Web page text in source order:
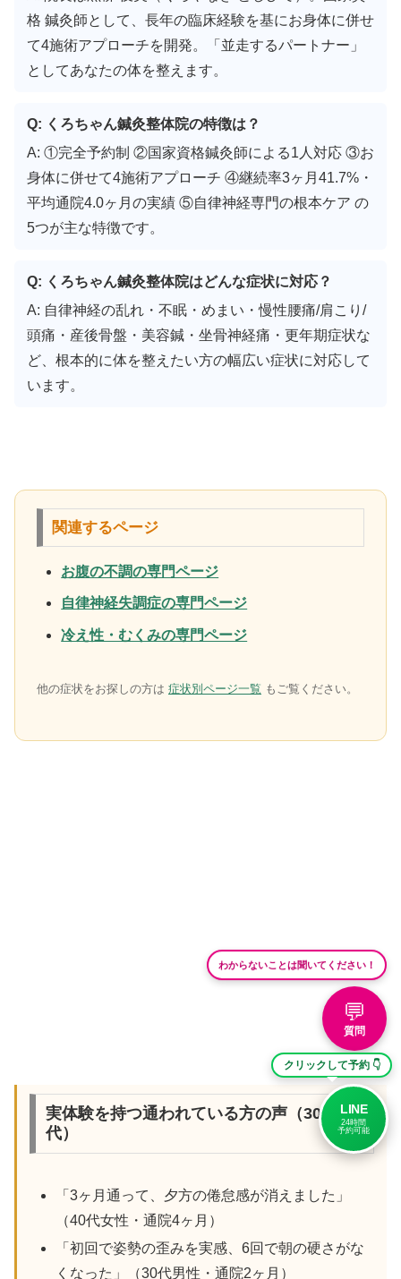
格 鍼灸師として、長年の臨床経験を基にお身体に併せ
て4施術アプローチを開発。「並走するパートナー」
としてあなたの体を整えます。
Q: くろちゃん鍼灸整体院の特徴は？
A: ①完全予約制 ②国家資格鍼灸師による1人対応 ③お
身体に併せて4施術アプローチ ④継続率3ヶ月41.7%・
平均通院4.0ヶ月の実績 ⑤自律神経専門の根本ケア の
5つが主な特徴です。
Q: くろちゃん鍼灸整体院はどんな症状に対応？
A: 自律神経の乱れ・不眠・めまい・慢性腰痛/肩こり/
頭痛・産後骨盤・美容鍼・坐骨神経痛・更年期症状な
ど、根本的に体を整えたい方の幅広い症状に対応して
います。
関連するページ
お腹の不調の専門ページ
自律神経失調症の専門ページ
冷え性・むくみの専門ページ
他の症状をお探しの方は 症状別ページ一覧 もご覧ください。
実体験を持つ通われている方の声（30代-50
代）
「3ヶ月通って、夕方の倦怠感が消えました」
（40代女性・通院4ヶ月）
「初回で姿勢の歪みを実感、6回で朝の硬さがな
くなった」（30代男性・通院2ヶ月）
わからないことは聞いてください！
💬
質問
クリックして予約 👇
LINE
24時間
予約可能